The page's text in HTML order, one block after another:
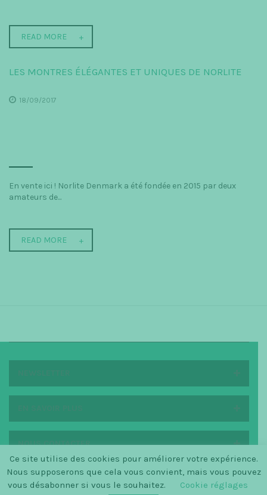
READ MORE
LES MONTRES ÉLÉGANTES ET UNIQUES DE NORLITE
18/09/2017
En vente ici ! Norlite Denmark a été fondée en 2015 par deux
amateurs de...
READ MORE
NOUS CONTACTER
Ce site utilise des cookies pour améliorer votre expérience.
Nous supposerons que cela vous convient, mais vous pouvez
vous désabonner si vous le souhaitez.
Cookie réglages